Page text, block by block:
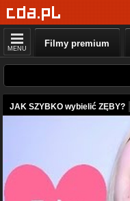
MENU Filmy premium
JAK SZYBKO wybielić ZĘBY?